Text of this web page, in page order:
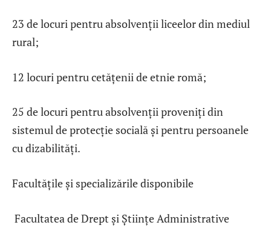
23 de locuri pentru absolvenții liceelor din mediul
rural;
12 locuri pentru cetățenii de etnie romă;
25 de locuri pentru absolvenții proveniți din
sistemul de protecție socială și pentru persoanele
cu dizabilități.
Facultățile și specializările disponibile
Facultatea de Drept și Științe Administrative